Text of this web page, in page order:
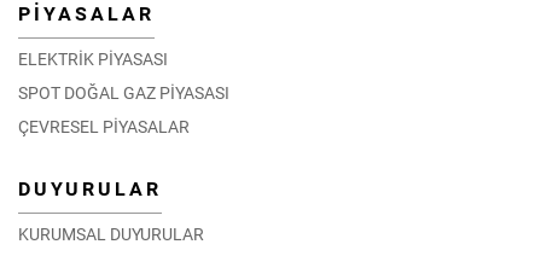
PİYASALAR
ELEKTRİK PİYASASI
SPOT DOĞAL GAZ PİYASASI
ÇEVRESEL PİYASALAR
DUYURULAR
KURUMSAL DUYURULAR